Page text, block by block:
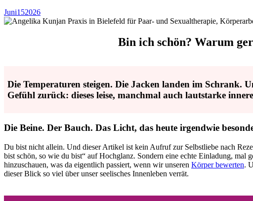
Juni152026
Bin ich schön? Warum
Die Temperaturen steigen. Die Jacken landen im Schrank.
Gefühl zurück: dieses leise, manchmal auch lautstarke
Die Beine. Der Bauch. Das Licht, das heute irgendwie
Du bist nicht allein. Und dieser Artikel ist kein Aufruf zur Selbstliebe nach
bist schön, so wie du bist“ auf Hochglanz. Sondern eine echte Einladung, mal
hinzuschauen, was da eigentlich passiert, wenn wir unseren Körper bewerten.
dieser Blick so viel über unser seelisches Innenleben verrät.